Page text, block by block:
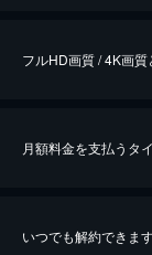
※40％ポイント還元の対
iOSアプリのUコイン
フルHD画質 / 4K画質
月額料金を支払うタ
いつでも解約できま